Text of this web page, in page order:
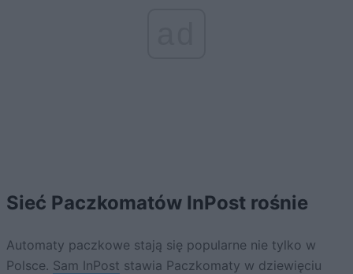
Sieć Paczkomatów InPost rośnie
Automaty paczkowe stają się popularne nie tylko w
Polsce. Sam InPost stawia Paczkomaty w dziewięciu